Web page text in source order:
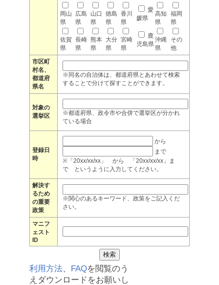
岡山
県
広島
県
山口
県
徳島
県
香川
県
愛
媛県
高知
県
福岡
県
佐賀
県
長崎
県
熊本
県
大分
県
宮崎
県
鹿
児島県
沖縄
県
その
他
市区町
村名、
都道府
県名
※同名の自治体は、都道府県とあわせて検索
することで分けて探すことができます。
対象の
選挙区
※都道府県、政令市や合併で選挙区が分かれ
ている場合
登録日
時
から
まで
※「20xx/xx/xx」 から 「20xx/xx/xx」ま
で というように入力してください。
解決す
るため
の重要
政策
※関心のあるキーワード、政策をご記入くだ
さい。
マニフ
ェスト
ID
利用方法、 FAQを閲覧のう
えダウンロードをお願いし